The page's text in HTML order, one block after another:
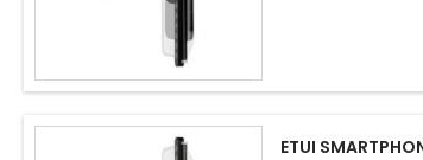
ETUI